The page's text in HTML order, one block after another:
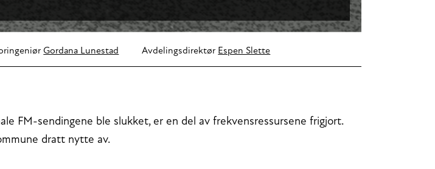
Gordana Lunestad Avdelingsdirektør Espen Slette
FM-sendingene ble slukket, er en del av frekvensressursene frigjort.
dratt nytte av.